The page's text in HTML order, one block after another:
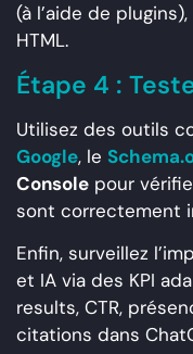
(à l’aide de
HTML.
Étape 4 :
Utilisez des outils
Google, le
Console pour
sont correctement
Enfin, surveillez
et IA via des KPI
results, CTR,
citations dans